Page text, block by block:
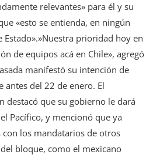
relevantes» para él y su
«esto se entienda, en ningún
Estado».»Nuestra prioridad hoy en
de equipos acá en Chile», agregó
manifestó su intención de
antes del 22 de enero. El
destacó que su gobierno le dará
Pacífico, y mencionó que ya
los mandatarios de otros
bloque, como el mexicano